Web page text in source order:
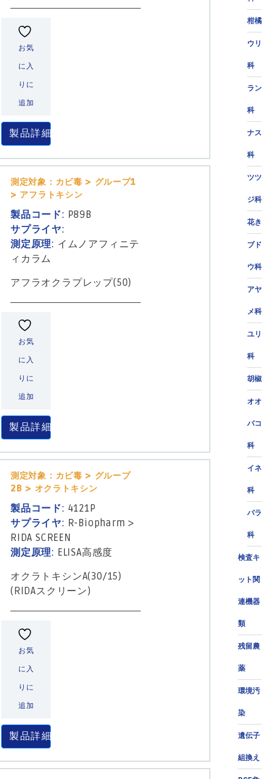
柑橘
ウリ
科
ラン
科
ナス
科
ツツ
ジ科
花き
ブド
ウ科
アヤ
メ科
ユリ
科
胡椒
オオ
バコ
科
イネ
科
バラ
科
検査キ
ット関
連機器
類
残留農
薬
環境汚
染
遺伝子
組換え
お気
に入
りに
追加
製品詳細
測定対象：カビ毒 > グループ1
> アフラトキシン
製品コード: P89B
サプライヤ:
測定原理: イムノアフィニテ
ィカラム
アフラオクラプレップ(50)
お気
に入
りに
追加
製品詳細
測定対象：カビ毒 > グループ
2B > オクラトキシン
製品コード: 4121P
サプライヤ: R-Biopharm >
RIDA SCREEN
測定原理: ELISA高感度
オクラトキシンA(30/15)
(RIDAスクリーン)
お気
に入
りに
追加
製品詳細